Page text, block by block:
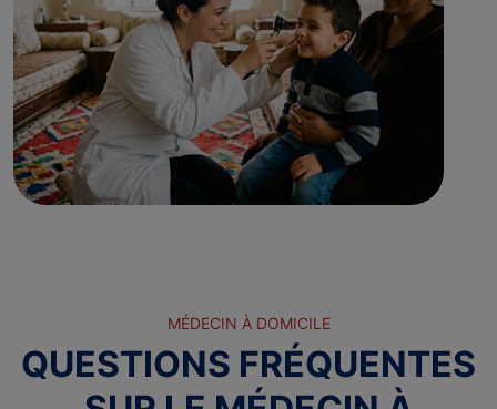
MÉDECIN À DOMICILE
QUESTIONS FRÉQUENTES